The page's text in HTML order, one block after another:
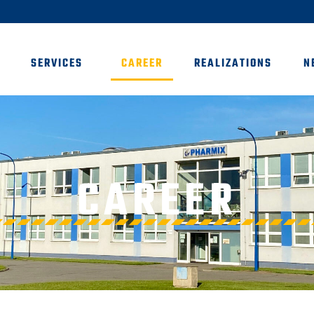
SERVICES CAREER REALIZATIONS
CAREER